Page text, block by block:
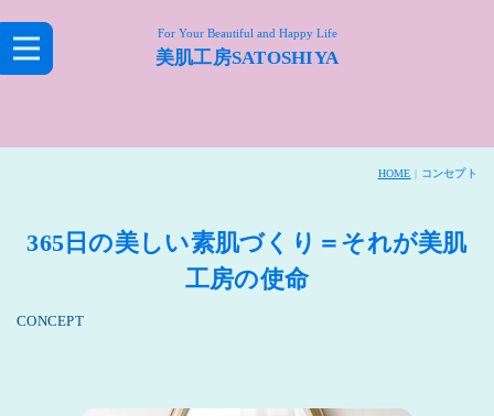
For Your Beautiful and Happy Life
美肌工房SATOSHIYA
HOME | コンセプト
365日の美しい素肌づくり＝それが美肌
工房の使命
CONCEPT